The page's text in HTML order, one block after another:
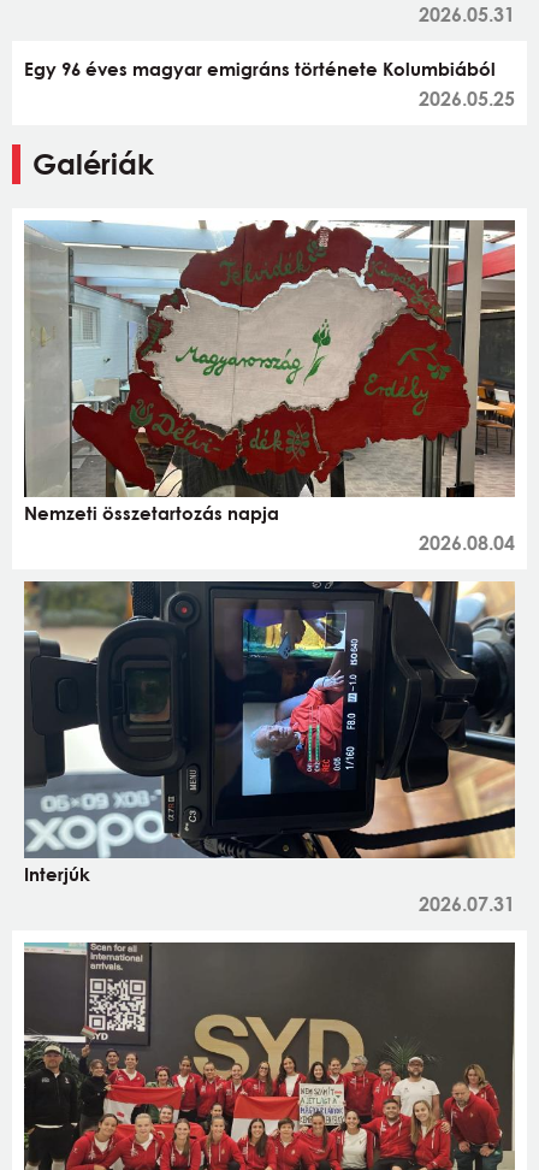
2026.05.31
Egy 96 éves magyar emigráns története Kolumbiából
2026.05.25
Galériák
Nemzeti összetartozás napja
2026.08.04
Interjúk
2026.07.31